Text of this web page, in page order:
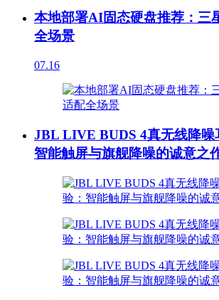
本地部署AI固态硬盘推荐：三
全场景
07.16
JBL LIVE BUDS 4真无线降噪
智能触屏与旗舰降噪的诚意之